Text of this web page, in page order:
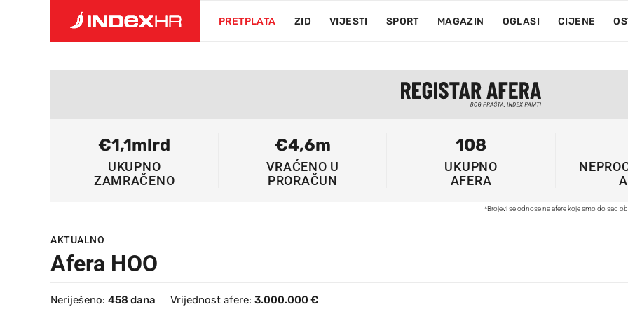
PRETPLATA ZID VIJESTI SPORT MAGAZIN OGLASI CIJENE
€1,1mlrd
UKUPNO
ZAMRAČENO
€4,6m
VRAĆENO U
PRORAČUN
108
UKUPNO
AFERA
*Brojevi se odnose na afere koje smo do sad
AKTUALNO
Afera HOO
Neriješeno: 458 dana Vrijednost afere: 3.000.000 €